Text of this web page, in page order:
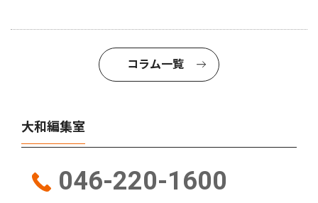
コラム一覧
大和編集室
046-220-1600